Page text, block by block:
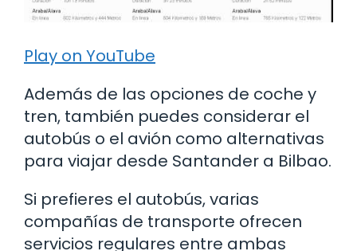
Play on YouTube
Además de las opciones de coche y
tren, también puedes considerar el
autobús o el avión como alternativas
para viajar desde Santander a Bilbao.
Si prefieres el autobús, varias
compañías de transporte ofrecen
servicios regulares entre ambas